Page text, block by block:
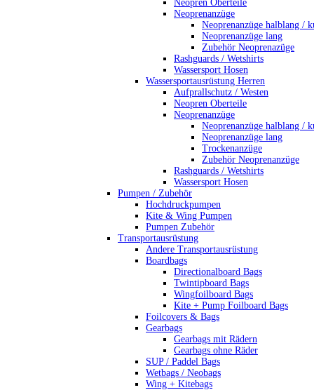
Neopren Oberteile
Neoprenanzüge
Neoprenanzüge halblang /
Neoprenanzüge lang
Zubehör Neoprenazüge
Rashguards / Wetshirts
Wassersport Hosen
Wassersportausrüstung Herren
Aufprallschutz / Westen
Neopren Oberteile
Neoprenanzüge
Neoprenanzüge halblang /
Neoprenanzüge lang
Trockenanzüge
Zubehör Neoprenanzüge
Rashguards / Wetshirts
Wassersport Hosen
Pumpen / Zubehör
Hochdruckpumpen
Kite & Wing Pumpen
Pumpen Zubehör
Transportausrüstung
Andere Transportausrüstung
Boardbags
Directionalboard Bags
Twintipboard Bags
Wingfoilboard Bags
Kite + Pump Foilboard Bags
Foilcovers & Bags
Gearbags
Gearbags mit Rädern
Gearbags ohne Räder
SUP / Paddel Bags
Wetbags / Neobags
Wing + Kitebags